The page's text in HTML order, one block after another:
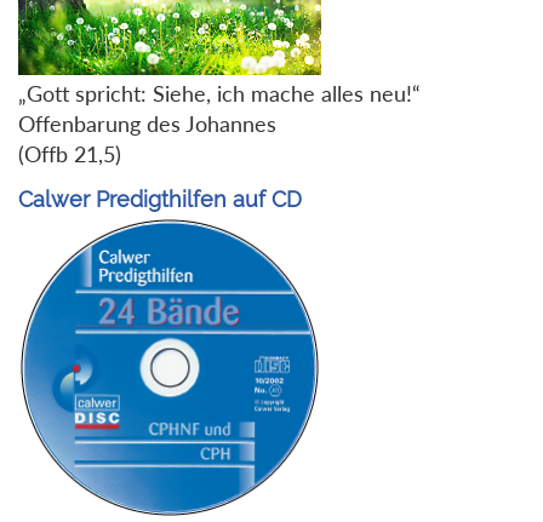
„Gott spricht: Siehe, ich mache alles neu!“
Offenbarung des Johannes
(Offb 21,5)
Calwer Predigthilfen auf CD